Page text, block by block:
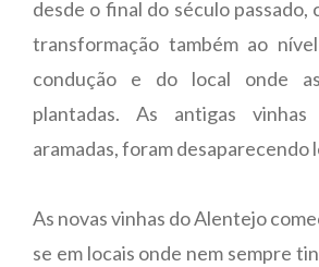
desde o final do século passado,
transformação também ao
condução e do local onde
plantadas. As antigas
aramadas, foram desaparecendo
As novas vinhas do Alentejo
se em locais onde nem sempre